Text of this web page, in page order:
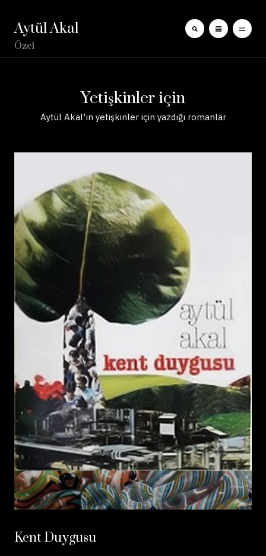
Aytül Akal
Özel
Yetişkinler için
Aytül Akal'ın yetişkinler için yazdığı romanlar
Kent Duygusu